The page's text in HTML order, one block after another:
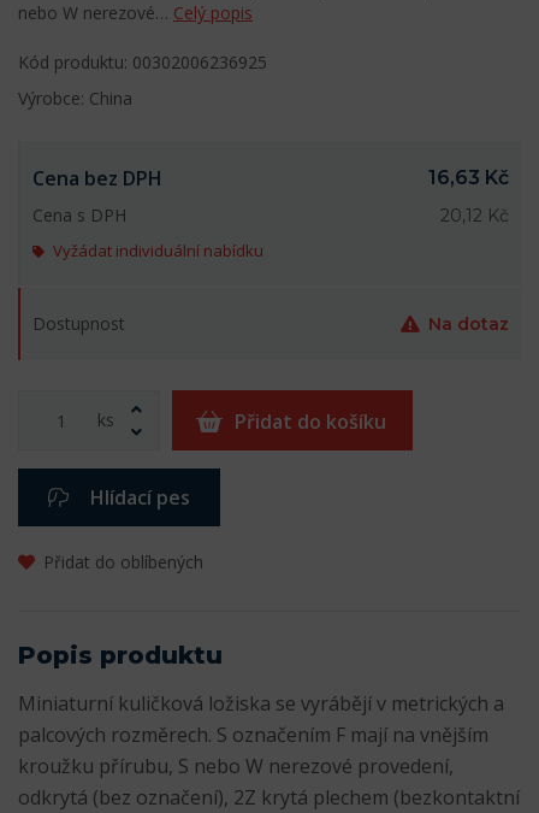
nebo W nerezové… Celý popis
Kód produktu: 00302006236925
Výrobce: China
Cena bez DPH
16,63 Kč
Cena s DPH
20,12 Kč
Vyžádat individuální nabídku
Dostupnost Na dotaz
ks Přidat do košíku
Hlídací pes
Přidat do oblíbených
Popis produktu
Miniaturní kuličková ložiska se vyrábějí v metrických a
palcových rozměrech. S označením F mají na vnějším
kroužku přírubu, S nebo W nerezové provedení,
odkrytá (bez označení), 2Z krytá plechem (bezkontaktní